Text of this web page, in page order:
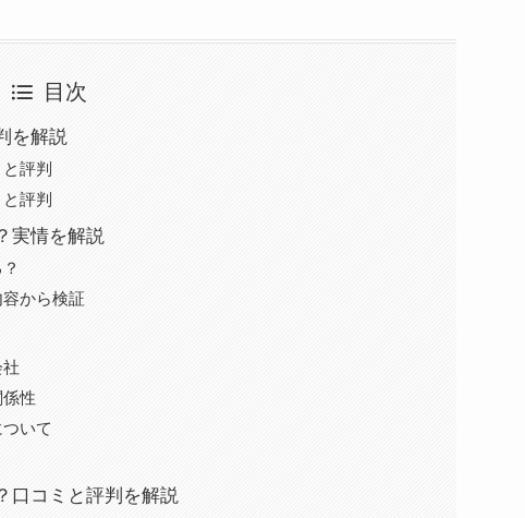
目次
を解説
評判
評判
実情を解説
から検証
性
いて
口コミと評判を解説